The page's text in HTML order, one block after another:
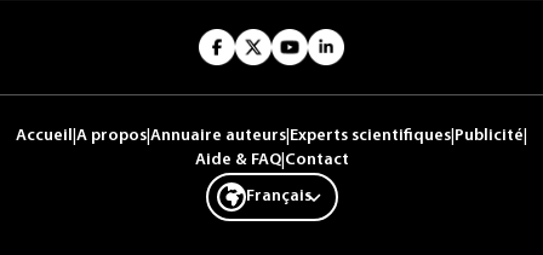
Accueil A propos Annuaire auteurs Experts scientifiques Publicité
Aide & FAQ| Contact
Français